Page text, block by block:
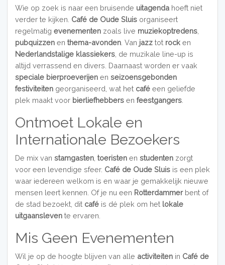
Wie op zoek is naar een bruisende uitagenda hoeft niet
verder te kijken. Café de Oude Sluisorganiseert
regelmatig evenementenzoals live muziekoptredens,
pubquizzenen thema-avonden. Van jazz tot rock en
Nederlandstalige klassiekers, de muzikale line-up is
altijd verrassend en divers. Daarnaast worden er vaak
speciale bierproeverijenen seizoensgebonden
festiviteiten georganiseerd, wat hetcafé een geliefde
plek maakt voorbierliefhebbers en feestgangers.
Ontmoet Lokale en
Internationale Bezoekers
De mix van stamgasten, toeristenen studentenzorgt
voor een levendige sfeer. Café de Oude Sluis is een plek
waar iedereen welkom is en waar je gemakkelijk nieuwe
mensen leert kennen. Of je nu een Rotterdammerbent of
de stad bezoekt, dit caféis dé plek om het lokale
uitgaanslevente ervaren.
Mis Geen Evenementen
Wil je op de hoogte blijven van alle activiteitenin Café de